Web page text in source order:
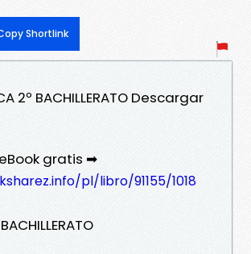
Shortlink
2º BACHILLERATO Descargar
gratis ➡
pl/libro/91155/1018